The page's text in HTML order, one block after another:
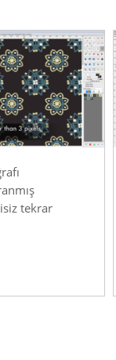
tekrar